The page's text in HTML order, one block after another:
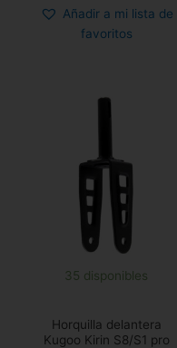
Añadir a mi lista de
favoritos
35 disponibles
Horquilla delantera
Kugoo Kirin S8/S1 pro